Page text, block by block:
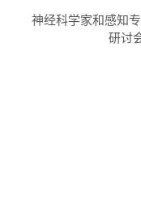
神经科学家和感知
研讨